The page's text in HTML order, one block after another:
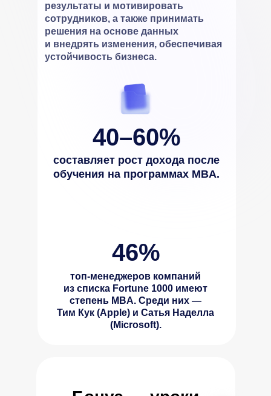
результаты и мотивировать
сотрудников, а также принимать
решения на основе данных
и внедрять изменения, обеспечивая
устойчивость бизнеса.
составляет рост дохода после
обучения на программах MBA.
40–60%
топ-менеджеров компаний
из списка Fortune 1000 имеют
степень MBA. Среди них —
Тим Кук (Apple) и Сатья Наделла
(Microsoft).
46%